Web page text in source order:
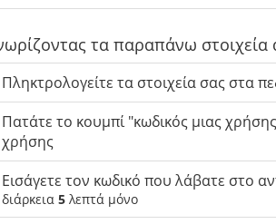
τα παραπάνω
Πληκτρολογείτε τα στοιχεία σας στα
Πατάτε το κουμπί "κωδικός μιας
χρήσης
Εισάγετε τον κωδικό που λάβατε στο
διάρκεια 5 λεπτά μόνο